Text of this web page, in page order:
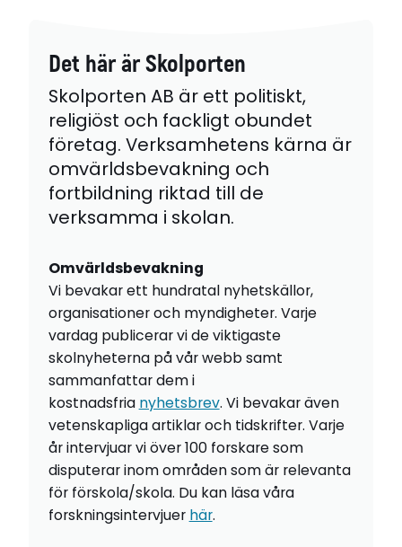
Det här är Skolporten
Skolporten AB är ett politiskt,
religiöst och fackligt obundet
företag. Verksamhetens kärna är
omvärldsbevakning och
fortbildning riktad till de
verksamma i skolan.
Omvärldsbevakning
Vi bevakar ett hundratal nyhetskällor,
organisationer och myndigheter. Varje
vardag publicerar vi de viktigaste
skolnyheterna på vår webb samt
sammanfattar dem i
kostnadsfria nyhetsbrev. Vi bevakar även
vetenskapliga artiklar och tidskrifter. Varje
år intervjuar vi över 100 forskare som
disputerar inom områden som är relevanta
för förskola/skola. Du kan läsa våra
forskningsintervjuer här.